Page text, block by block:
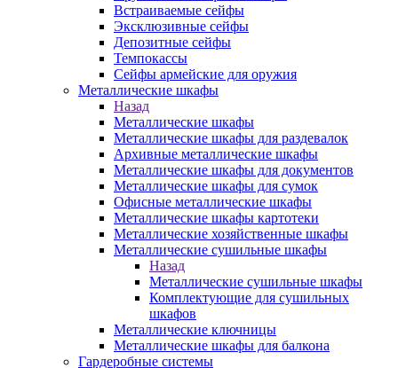
Встраиваемые сейфы
Эксклюзивные сейфы
Депозитные сейфы
Темпокассы
Сейфы армейские для оружия
Металлические шкафы
Назад
Металлические шкафы
Металлические шкафы для раздевалок
Архивные металлические шкафы
Металлические шкафы для документов
Металлические шкафы для сумок
Офисные металлические шкафы
Металлические шкафы картотеки
Металлические хозяйственные шкафы
Металлические сушильные шкафы
Назад
Металлические сушильные шкафы
Комплектующие для сушильных
шкафов
Металлические ключницы
Металлические шкафы для балкона
Гардеробные системы